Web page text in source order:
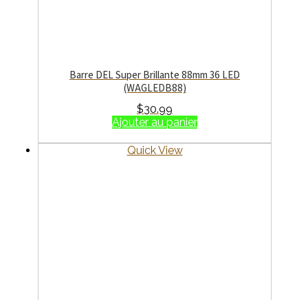
Barre DEL Super Brillante 88mm 36 LED
(WAGLEDB88)
$30.99
Ajouter au panier
Quick View